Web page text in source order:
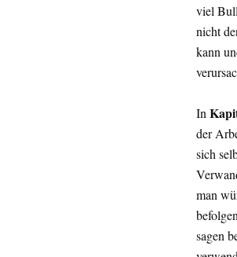
viel
nicht
kann
In
der
sich
man
sagen